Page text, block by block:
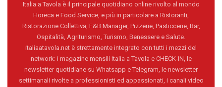
Italia a Tavola è il principale quotidiano online rivolto al mondo
Horeca e Food Service, e più in particolare a Ristoranti,
Ristorazione Collettiva, F&B Manager, Pizzerie, Pasticcerie, Bar,
Ospitalità, Agriturismo, Turismo, Benessere e Salute.
italiaatavola.net è strettamente integrato con tutti i mezzi del
network: i magazine mensili Italia a Tavola e CHECK-IN, le
newsletter quotidiane su Whatsapp e Telegram, le newsletter
settimanali rivolte a professionisti ed appassionati, i canali video